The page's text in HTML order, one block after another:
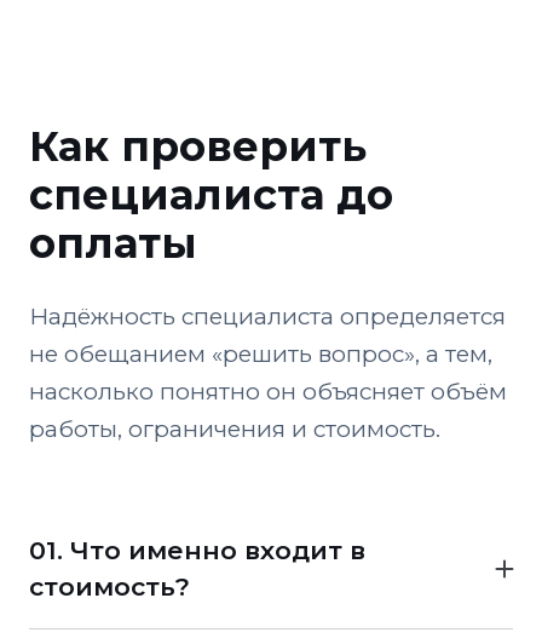
Как проверить
специалиста до
оплаты
Надёжность специалиста определяется
не обещанием «решить вопрос», а тем,
насколько понятно он объясняет объём
работы, ограничения и стоимость.
01. Что именно входит в
стоимость?
До начала работы должно быть понятно,